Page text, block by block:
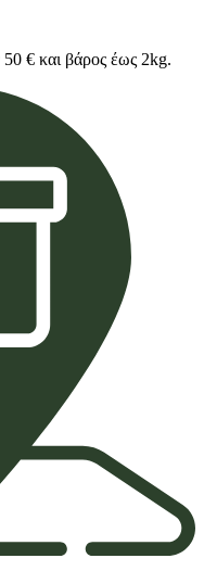
€ και βάρος έως 2kg.